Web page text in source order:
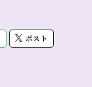
ポスト